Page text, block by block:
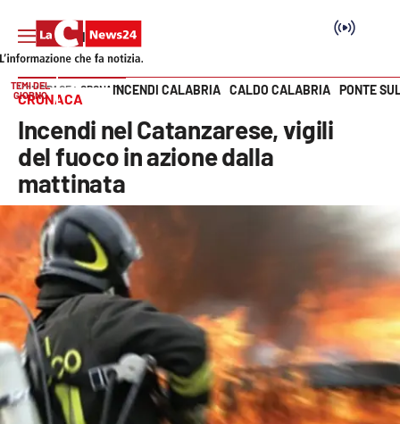
SEZIONI
Cronaca
Politica
Attualità
Economia e lavoro
Italia Mondo
Sanità
Vai
TEMI DEL
GIORNO
INCENDI CALABRIA CALDO CALABRIA PONTE
HOME PAGE CRONACA
CRONACA
Incendi nel Catanzarese, vigili
del fuoco in azione dalla
mattinata